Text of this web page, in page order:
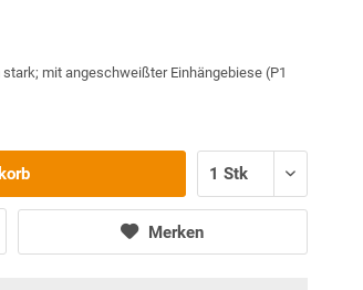
mit angeschweißter Einhängebiese (P1
Merken